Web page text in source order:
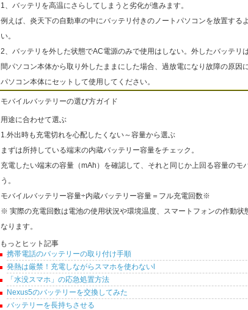
1、バッテリを高温にさらしてしまうと劣化が進みます。
例えば、炎天下の自動車の中にバッテリ付きのノートパソコンを放置する
い。
2、バッテリを外した状態でAC電源のみで使用はしない。外したバッテリ
間パソコン本体から取り外したままにした場合、過放電になり故障の原因
パソコン本体にセットして使用してください。
モバイルバッテリーの選び方ガイド
用途に合わせて選ぶ
1.外出時も充電切れを心配したくない～容量から選ぶ
まずは所持している端末の内蔵バッテリー容量をチェック。
充電したい端末の容量（mAh）を確認して、それと同じか上回る容量のモ
う。
モバイルバッテリー容量÷内蔵バッテリー容量＝フル充電回数※
※ 実際の充電回数は電池の使用状況や環境温度、スマートフォンの作動状
なります。
もっとヒット記事
携帯電話のバッテリーの取り付け手順
発熱は厳禁！充電しながらスマホを使わないl
「水没スマホ」の応急処置方法
Nexus5のバッテリーを交換してみた
バッテリーを長持ちさせる